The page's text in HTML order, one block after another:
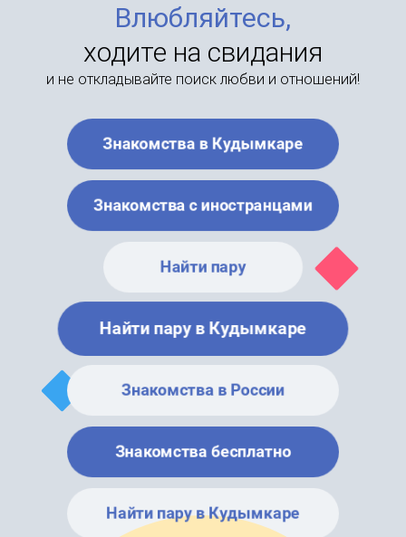
Влюбляйтесь,
ходите на свидания
и не откладывайте поиск любви и отношений!
Знакомства в Кудымкаре
Знакомства с иностранцами
Найти пару
Найти пару в Кудымкаре
Знакомства в России
Знакомства бесплатно
Найти пару в Кудымкаре